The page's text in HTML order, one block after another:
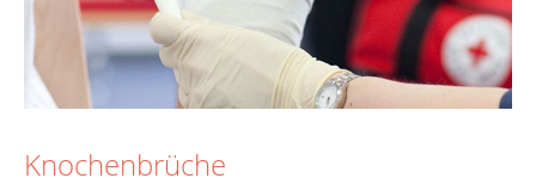
Knochenbrüche